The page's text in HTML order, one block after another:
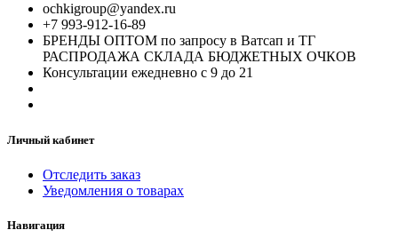
ochkigroup@yandex.ru
+7 993-912-16-89
БРЕНДЫ ОПТОМ по запросу в Ватсап и ТГ
РАСПРОДАЖА СКЛАДА БЮДЖЕТНЫХ ОЧКОВ
Консультации ежедневно с 9 до 21
Личный кабинет
Отследить заказ
Уведомления о товарах
Навигация